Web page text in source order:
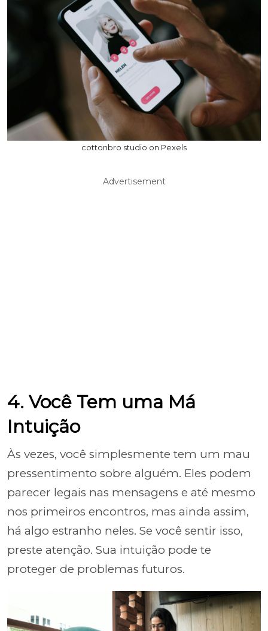
cottonbro studio on Pexels
Advertisement
4. Você Tem uma Má
Intuição
Às vezes, você simplesmente tem um mau
pressentimento sobre alguém. Eles podem
parecer legais nas mensagens e até mesmo
nos primeiros encontros, mas ainda assim,
há algo estranho neles. Se você sentir isso,
preste atenção. Sua intuição pode te
proteger de problemas futuros.